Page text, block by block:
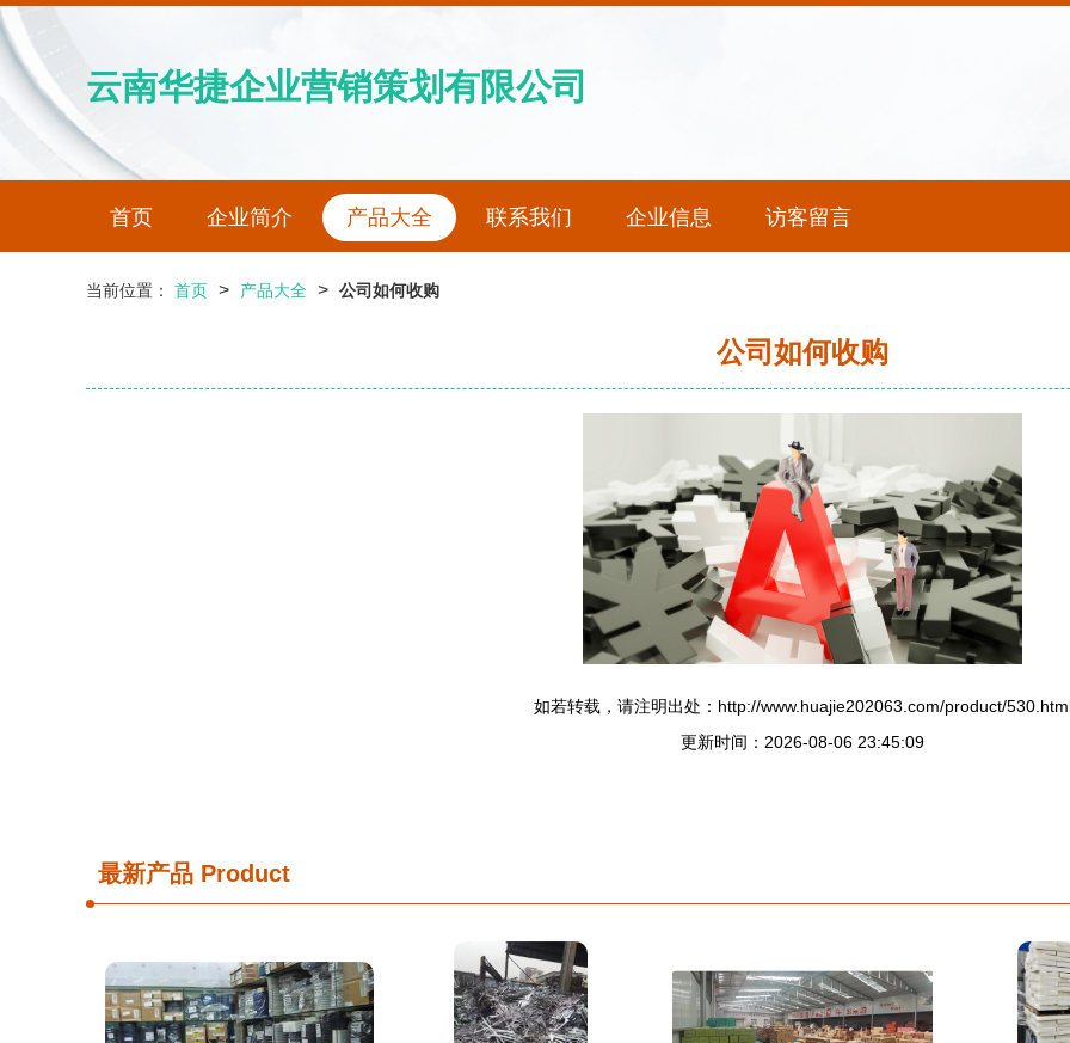
云南华捷企业营销策划有限公司
首页 企业简介 产品大全 联系我们 企业信息 访客留言
当前位置： 首页 > 产品大全 > 公司如何收购
公司如何收购
如若转载，请注明出处：http://www.huajie202063.com/product/
更新时间：2026-08-06 23:45:09
最新产品 Product